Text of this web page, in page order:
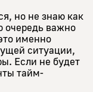
но не знаю как
очередь важно
именно
ситуации,
Если не будет
тайм-